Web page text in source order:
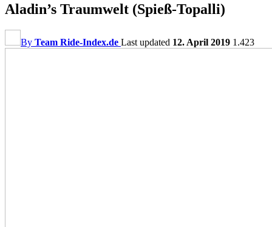
Aladin’s Traumwelt (Spieß-Topalli)
By Team Ride-Index.de Last updated 12. April 2019 1.423